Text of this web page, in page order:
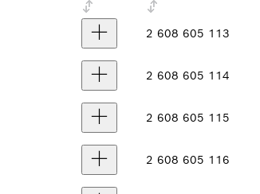
2 608 605 113
2 608 605 114
2 608 605 115
2 608 605 116